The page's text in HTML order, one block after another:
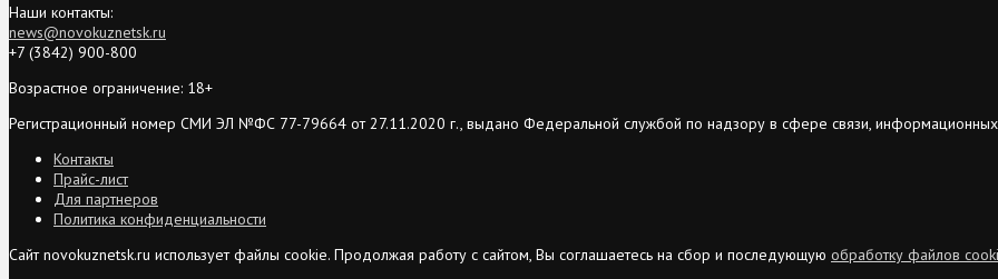
Наши контакты:
news@novokuznetsk.ru
+7 (3842) 900-800
Возрастное ограничение: 18+
Регистрационный номер СМИ ЭЛ №ФС 77-79664 от 27.11.2020 г., выдано Федеральной службой по надзору в сфере связи, информационных
Контакты
Прайс-лист
Для партнеров
Политика конфиденциальности
Сайт novokuznetsk.ru использует файлы cookie. Продолжая работу с сайтом, Вы соглашаетесь на сбор и последующую обработку файлов